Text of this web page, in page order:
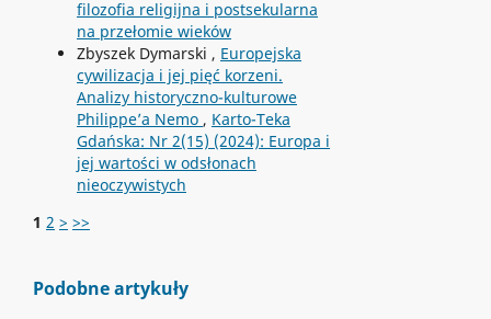
filozofia religijna i postsekularna
na przełomie wieków
Zbyszek Dymarski , Europejska
cywilizacja i jej pięć korzeni.
Analizy historyczno-kulturowe
Philippe’a Nemo , Karto-Teka
Gdańska: Nr 2(15) (2024): Europa i
jej wartości w odsłonach
nieoczywistych
1 2 > >>
Podobne artykuły